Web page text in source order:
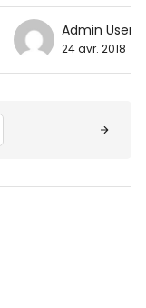
Admin User
24 avr. 2018